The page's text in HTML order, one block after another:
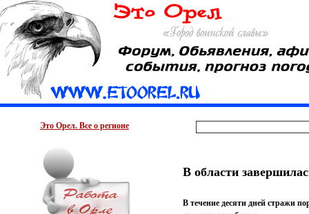
Это Орел. Все о регионе
В области
В течение десяти дней стражи